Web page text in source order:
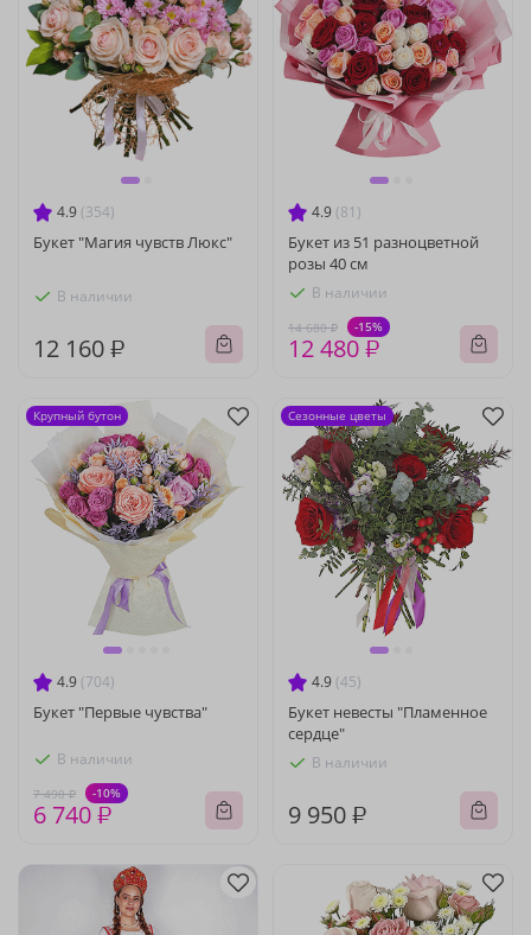
4.9 (354)
Букет "Магия чувств Люкс"
В наличии
12 160 ₽
4.9 (81)
Букет из 51 разноцветной
розы 40 см
В наличии
14 680 ₽ -15%
12 480 ₽
4.9 (704)
Букет "Первые чувства"
В наличии
7 490 ₽ -10%
6 740 ₽
Крупный бутон
4.9 (45)
Букет невесты "Пламенное
сердце"
В наличии
9 950 ₽
Сезонные цветы